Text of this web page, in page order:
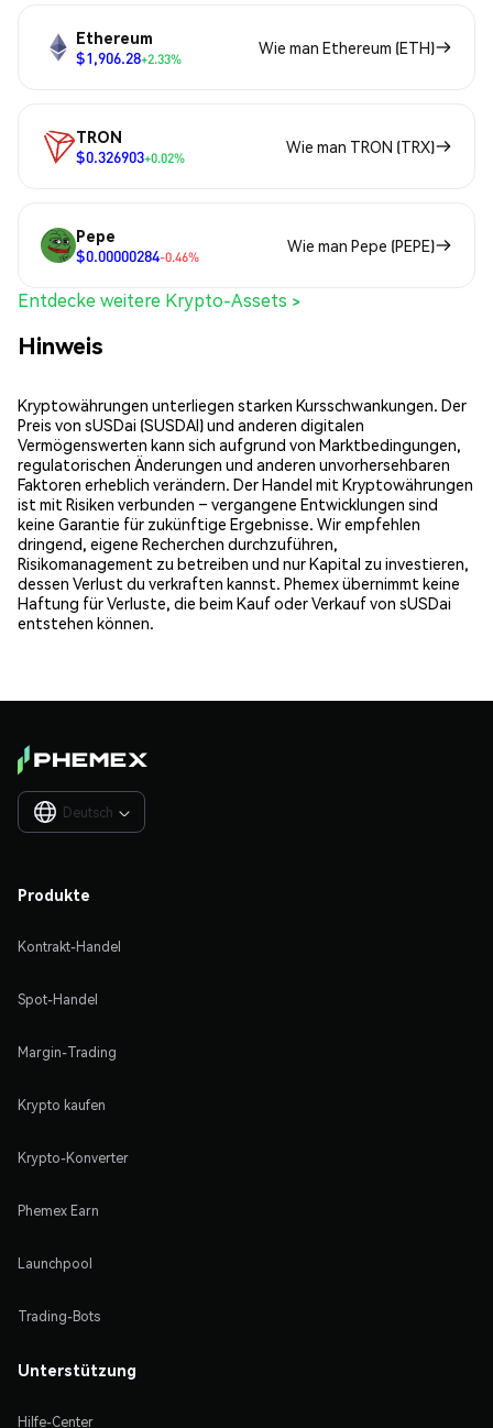
Ethereum
$1,906.28+2.33%
Wie man Ethereum (ETH)
TRON
$0.326903+0.02%
Wie man TRON (TRX)
Pepe
$0.00000284-0.46%
Wie man Pepe (PEPE)
Entdecke weitere Krypto-Assets >
Hinweis
Kryptowährungen unterliegen starken Kursschwankungen. Der
Preis von sUSDai (SUSDAI) und anderen digitalen
Vermögenswerten kann sich aufgrund von Marktbedingungen,
regulatorischen Änderungen und anderen unvorhersehbaren
Faktoren erheblich verändern. Der Handel mit Kryptowährungen
ist mit Risiken verbunden – vergangene Entwicklungen sind
keine Garantie für zukünftige Ergebnisse. Wir empfehlen
dringend, eigene Recherchen durchzuführen,
Risikomanagement zu betreiben und nur Kapital zu investieren,
dessen Verlust du verkraften kannst. Phemex übernimmt keine
Haftung für Verluste, die beim Kauf oder Verkauf von sUSDai
entstehen können.
Deutsch 
Produkte
Kontrakt-Handel
Spot-Handel
Margin-Trading
Krypto kaufen
Krypto-Konverter
Phemex Earn
Launchpool
Trading-Bots
Unterstützung
Hilfe-Center